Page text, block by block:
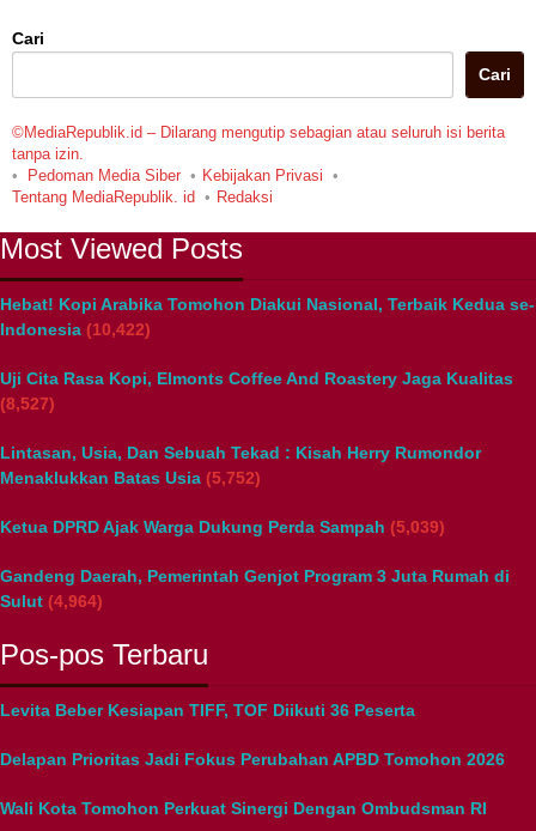
Cari
Cari
©MediaRepublik.id – Dilarang mengutip sebagian atau seluruh isi berita
tanpa izin.
Pedoman Media Siber
Kebijakan Privasi
Tentang MediaRepublik. id
Redaksi
Most Viewed Posts
Hebat! Kopi Arabika Tomohon Diakui Nasional, Terbaik Kedua se-
Indonesia (10,422)
Uji Cita Rasa Kopi, Elmonts Coffee And Roastery Jaga Kualitas
(8,527)
Lintasan, Usia, Dan Sebuah Tekad : Kisah Herry Rumondor
Menaklukkan Batas Usia (5,752)
Ketua DPRD Ajak Warga Dukung Perda Sampah (5,039)
Gandeng Daerah, Pemerintah Genjot Program 3 Juta Rumah di
Sulut (4,964)
Pos-pos Terbaru
Levita Beber Kesiapan TIFF, TOF Diikuti 36 Peserta
Delapan Prioritas Jadi Fokus Perubahan APBD Tomohon 2026
Wali Kota Tomohon Perkuat Sinergi Dengan Ombudsman RI